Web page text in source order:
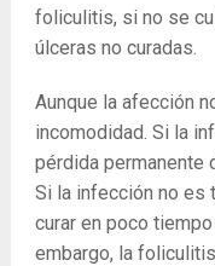
foliculitis, si no se
úlceras no curadas.
Aunque la afección
incomodidad. Si la
pérdida permanente
Si la infección no es
curar en poco
embargo, la